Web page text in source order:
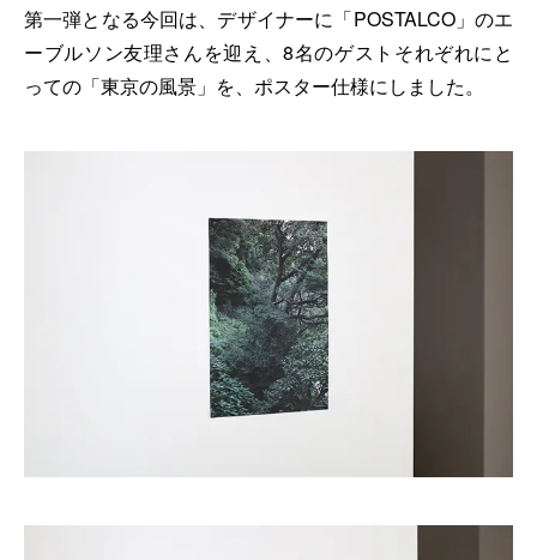
第一弾となる今回は、デザイナーに「POSTALCO」のエ
ーブルソン友理さんを迎え、8名のゲストそれぞれにと
っての「東京の風景」を、ポスター仕様にしました。